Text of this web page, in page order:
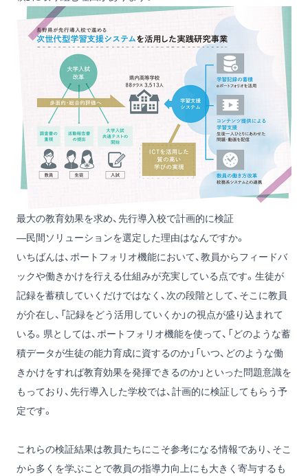
最大の教育効果を求め、先行導入校で計画的に検証
―民間ソリューションを選定した理由はなんですか。
いちばんは、ポートフォリオ機能において、教員からフィードバ
ックや働きかけを行える仕組みが充実している点です。生徒が
記録を蓄積していくだけではなく、次の段階として、そこに教員
が介在し、「記録をどう活用していくか」の視点が盛り込まれて
いる。県としては、ポートフォリオ機能を使って、「どのような蓄
積データが生徒の能力育成に資するのか」「いつ、どのような働
きかけをすれば教育効果を発揮できるのか」といった問題意識を
もっており、先行導入した学校では、計画的に検証してもらう予
定です。
これらの検証結果は教員たちにこそ参考になる情報であり、そこ
から多くを学ぶことで教員の指導力向上にも大きく寄与するも